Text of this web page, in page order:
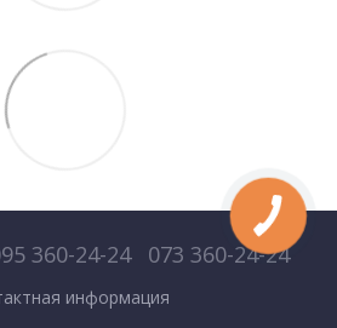
360-24-24 073 360-24-24
информация